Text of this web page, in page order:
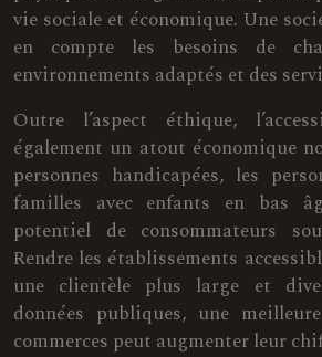
vie sociale et économique. Une
en compte les besoins de
environnements adaptés et des
Outre l’aspect éthique,
également un atout économique
personnes handicapées, les
familles avec enfants en bas
potentiel de consommateurs
Rendre les établissements
une clientèle plus large et
données publiques, une
commerces peut augmenter leur